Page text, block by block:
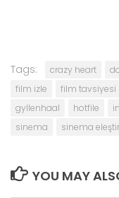
Tags: crazy heart
film izle
film tavsiyesi
gyllenhaal
hotfile
sinema
sinema
YOU MAY